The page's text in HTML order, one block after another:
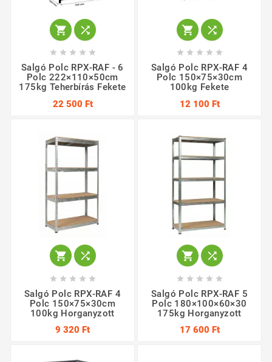
 
    
Salgó Polc RPX-RAF - 6
Polc 222×110×50cm
175kg Teherbírás Fekete
22 500 Ft
 
    
Salgó Polc RPX-RAF 4
Polc 150×75×30cm
100kg Fekete
12 100 Ft
 
    
Salgó Polc RPX-RAF 4
Polc 150×75×30cm
100kg Horganyzott
9 320 Ft
 
    
Salgó Polc RPX-RAF 5
Polc 180×100×60×30
175kg Horganyzott
17 600 Ft